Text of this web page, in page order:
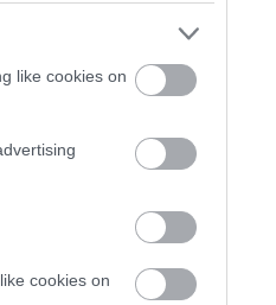
like cookies on
cookies on
κοκτέιλ με
περισσότερα από
από τους βασικότερους